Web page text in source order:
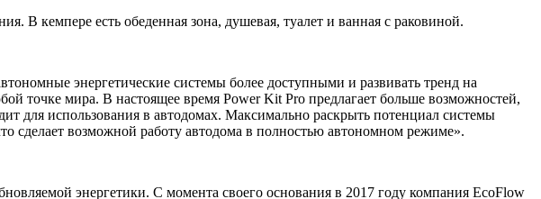
В кемпере есть обеденная зона, душевая, туалет и ванная с раковиной.
энергетические системы более доступными и развивать тренд на
точке мира. В настоящее время Power Kit Pro предлагает больше возможностей,
для использования в автодомах. Максимально раскрыть потенциал системы
сделает возможной работу автодома в полностью автономном режиме».
энергетики. С момента своего основания в 2017 году компания EcoFlow